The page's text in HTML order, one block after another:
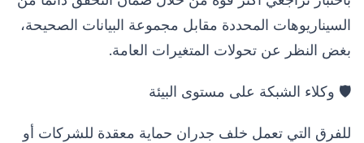
السيناريوهات المحددة مقابل مجموعة البيانات الصحيحة،
بغض النظر عن تحولات المتغيرات العامة.
🛡️ وكلاء الشبكة على مستوى البيئة
للفرق التي تعمل خلف جدران حماية معقدة للشركات أو